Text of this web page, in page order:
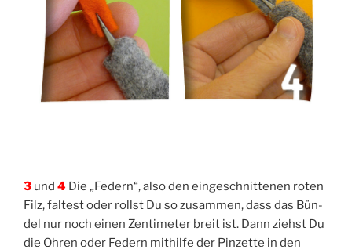
3 und 4 Die „Federn“, also den ein­ge­schnit­te­nen roten
Filz, fal­test oder rollst Du so zusam­men, dass das Bün­
del nur noch einen Zen­ti­me­ter breit ist. Dann ziehst Du
die Ohren oder Federn mit­hil­fe der Pin­zet­te in den